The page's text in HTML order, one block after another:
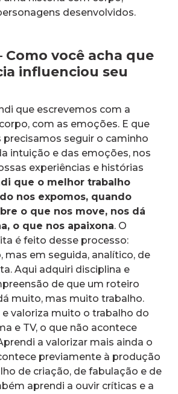
desenvolvidos.
você acha que
influenciou seu
que escrevemos com a
com as emoções. E que
seguir o caminho
intuição e das emoções, nos
experiências e histórias
que o melhor trabalho
nos expomos, quando
o que nos move, nos dá
o que nos apaixona. O
é feito desse processo:
mas em seguida, analítico, de
Aqui adquiri disciplina e
de que um roteiro
muito, mas muito trabalho.
valoriza muito o trabalho do
e TV, o que não acontece
a valorizar mais ainda o
previamente à produção
de criação, de fabulação e de
aprendi a ouvir críticas e a